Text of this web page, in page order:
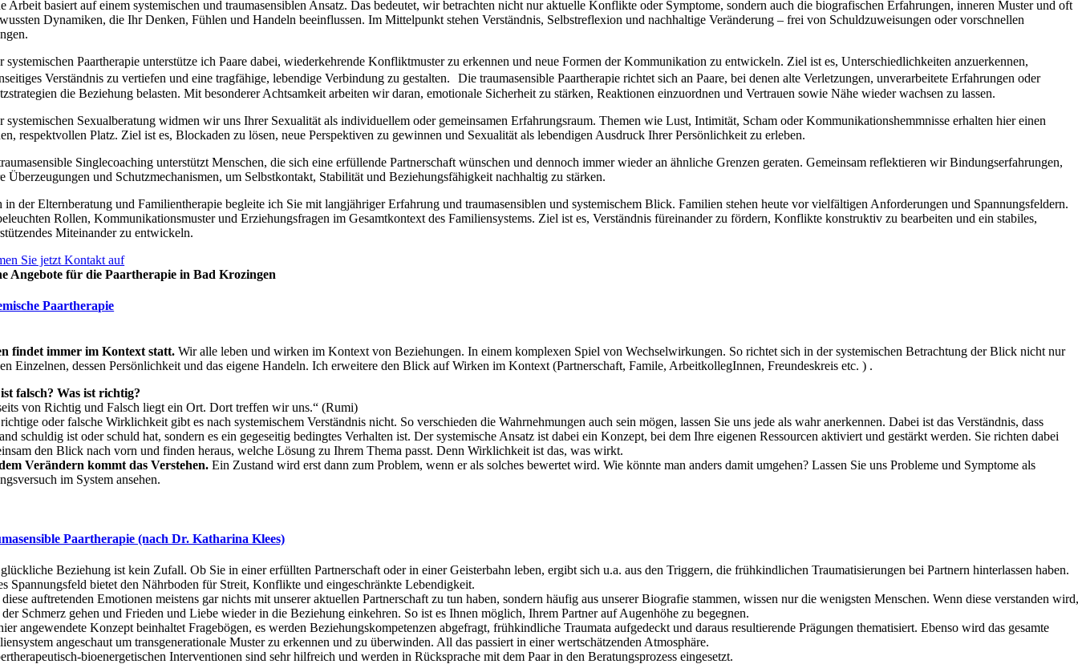
Arbeit basiert auf einem systemischen und traumasensiblen Ansatz. Das bedeutet, wir betrachten nicht nur aktuelle Konflikte oder Symptome, sondern auch die biografischen Erfahrungen, inneren Muster und oft
Dynamiken, die Ihr Denken, Fühlen und Handeln beeinflussen. Im Mittelpunkt stehen Verständnis, Selbstreflexion und nachhaltige Veränderung – frei von Schuldzuweisungen oder vorschnellen
systemischen Paartherapie unterstütze ich Paare dabei, wiederkehrende Konfliktmuster zu erkennen und neue Formen der Kommunikation zu entwickeln. Ziel ist es, Unterschiedlichkeiten anzuerkennen,
Verständnis zu vertiefen und eine tragfähige, lebendige Verbindung zu gestalten. Die traumasensible Paartherapie richtet sich an Paare, bei denen alte Verletzungen, unverarbeitete Erfahrungen oder
die Beziehung belasten. Mit besonderer Achtsamkeit arbeiten wir daran, emotionale Sicherheit zu stärken, Reaktionen einzuordnen und Vertrauen sowie Nähe wieder wachsen zu lassen.
systemischen Sexualberatung widmen wir uns Ihrer Sexualität als individuellem oder gemeinsamen Erfahrungsraum. Themen wie Lust, Intimität, Scham oder Kommunikationshemmnisse erhalten hier einen
respektvollen Platz. Ziel ist es, Blockaden zu lösen, neue Perspektiven zu gewinnen und Sexualität als lebendigen Ausdruck Ihrer Persönlichkeit zu erleben.
Singlecoaching unterstützt Menschen, die sich eine erfüllende Partnerschaft wünschen und dennoch immer wieder an ähnliche Grenzen geraten. Gemeinsam reflektieren wir Bindungserfahrungen,
Überzeugungen und Schutzmechanismen, um Selbstkontakt, Stabilität und Beziehungsfähigkeit nachhaltig zu stärken.
in der Elternberatung und Familientherapie begleite ich Sie mit langjähriger Erfahrung und traumasensiblen und systemischem Blick. Familien stehen heute vor vielfältigen Anforderungen und Spannungsfeldern.
Rollen, Kommunikationsmuster und Erziehungsfragen im Gesamtkontext des Familiensystems. Ziel ist es, Verständnis füreinander zu fördern, Konflikte konstruktiv zu bearbeiten und ein stabiles,
Miteinander zu entwickeln.
Sie jetzt Kontakt auf
Angebote für die Paartherapie in Bad Krozingen
Paartherapie
findet immer im Kontext statt.Wir alle leben und wirken im Kontext von Beziehungen. In einem komplexen Spiel von Wechselwirkungen. So richtet sich in der systemischen Betrachtung der Blick nicht nur
Einzelnen, dessen Persönlichkeit und das eigene Handeln. Ich erweitere den Blick auf Wirken im Kontext (Partnerschaft, Famile, ArbeitkollegInnen, Freundeskreis etc. ) .
falsch? Was ist richtig?
von Richtig und Falsch liegt ein Ort. Dort treffen wir uns.“ (Rumi)
oder falsche Wirklichkeit gibt es nach systemischem Verständnis nicht. So verschieden die Wahrnehmungen auch sein mögen, lassen Sie uns jede als wahr anerkennen. Dabei ist das Verständnis, dass
schuldig ist oder schuld hat, sondern es ein gegeseitig bedingtes Verhalten ist. Der systemische Ansatz ist dabei ein Konzept, bei dem Ihre eigenen Ressourcen aktiviert und gestärkt werden. Sie richten dabei
den Blick nach vorn und finden heraus, welche Lösung zu Ihrem Thema passt. Denn Wirklichkeit ist das, was wirkt.
Verändern kommt das Verstehen.Ein Zustand wird erst dann zum Problem, wenn er als solches bewertet wird. Wie könnte man anders damit umgehen? Lassen Sie uns Probleme und Symptome als
im System ansehen.
Paartherapie (nach Dr. Katharina Klees)
Beziehung ist kein Zufall. Ob Sie in einer erfüllten Partnerschaft oder in einer Geisterbahn leben, ergibt sich u.a. aus den Triggern, die frühkindlichen Traumatisierungen bei Partnern hinterlassen haben.
Spannungsfeld bietet den Nährboden für Streit, Konflikte und eingeschränkte Lebendigkeit.
diese auftretenden Emotionen meistens gar nichts mit unserer aktuellen Partnerschaft zu tun haben, sondern häufig aus unserer Biografie stammen, wissen nur die wenigsten Menschen. Wenn diese verstanden
Schmerz gehen und Frieden und Liebe wieder in die Beziehung einkehren. So ist es Ihnen möglich, Ihrem Partner auf Augenhöhe zu begegnen.
angewendete Konzept beinhaltet Fragebögen, es werden Beziehungskompetenzen abgefragt, frühkindliche Traumata aufgedeckt und daraus resultierende Prägungen thematisiert. Ebenso wird das gesamte
angeschaut um transgenerationale Muster zu erkennen und zu überwinden. All das passiert in einer wertschätzenden Atmosphäre.
bioenergetischen Interventionen sind sehr hilfreich und werden in Rücksprache mit dem Paar in den Beratungsprozess eingesetzt.